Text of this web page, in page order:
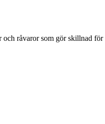
råvaror som gör skillnad